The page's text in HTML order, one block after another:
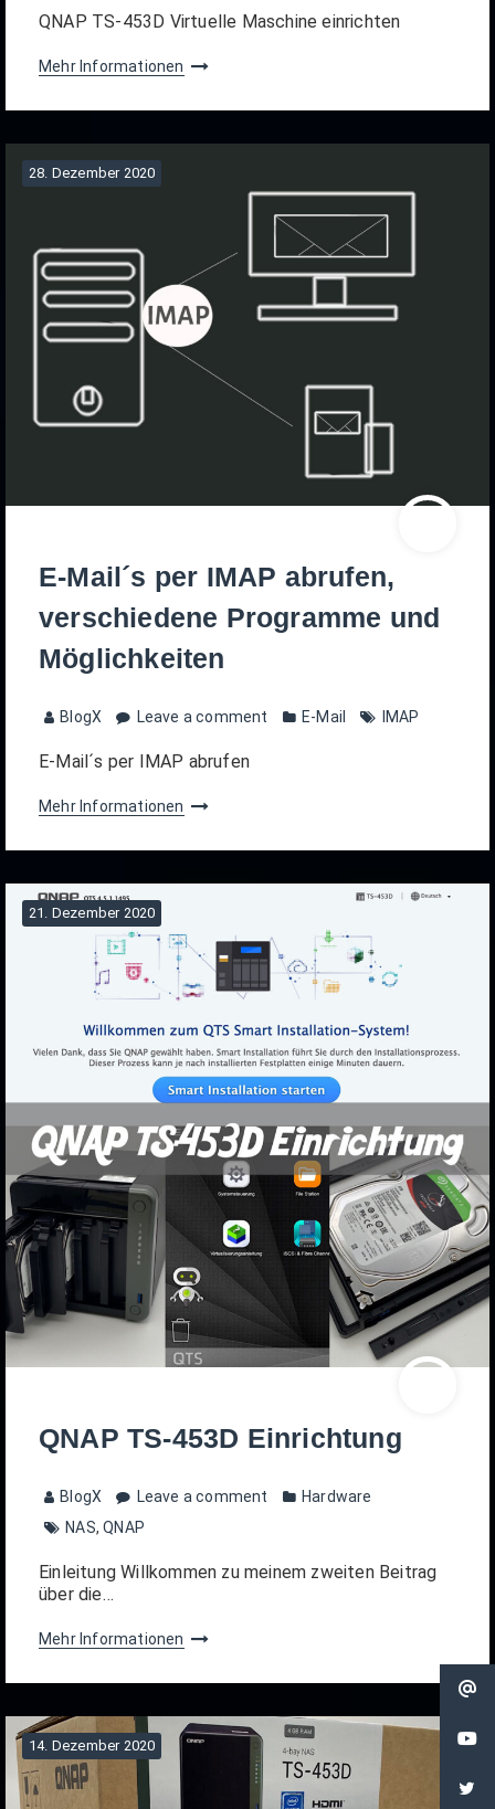
QNAP TS-453D Virtuelle Maschine einrichten
Mehr Informationen
28. Dezember 2020
E-Mail´s per IMAP abrufen,
verschiedene Programme und
Möglichkeiten
BlogX Leave a comment E-Mail IMAP
E-Mail´s per IMAP abrufen
Mehr Informationen
21. Dezember 2020
QNAP TS-453D Einrichtung
BlogX Leave a comment
Hardware
NAS,QNAP
Einleitung Willkommen zu meinem zweiten Beitrag
über die…
Mehr Informationen
14. Dezember 2020